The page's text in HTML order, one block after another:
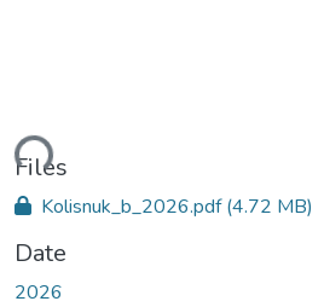
Files
Kolisnuk_b_2026.pdf(4.72 MB)
Date
2026